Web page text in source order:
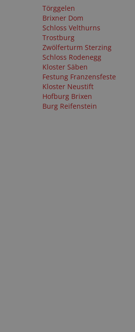
Törggelen
Brixner Dom
Schloss Velthurns
Trostburg
Zwölferturm Sterzing
Schloss Rodenegg
Kloster Säben
Festung Franzensfeste
Kloster Neustift
Hofburg Brixen
Burg Reifenstein